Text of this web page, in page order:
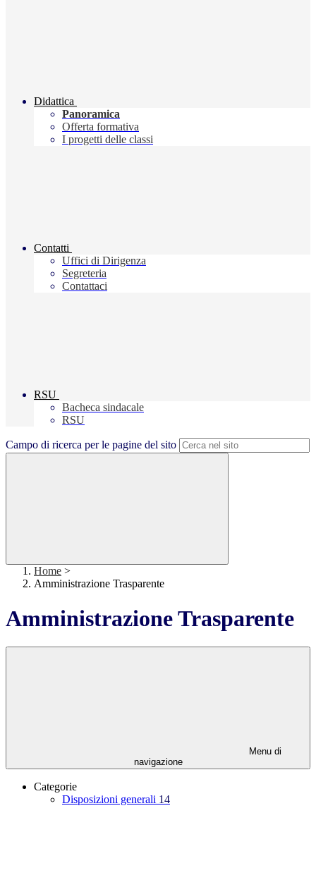
Didattica
Panoramica
Offerta formativa
I progetti delle classi
Contatti
Uffici di Dirigenza
Segreteria
Contattaci
RSU
Bacheca sindacale
RSU
Campo di ricerca per le pagine del sito
Home >
Amministrazione Trasparente
Amministrazione Trasparente
Menu di
navigazione
Categorie
Disposizioni generali 14